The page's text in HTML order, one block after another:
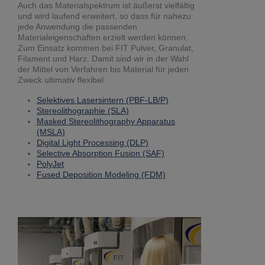
Auch das Materialspektrum ist äußerst vielfältig
und wird laufend erweitert, so dass für nahezu
jede Anwendung die passenden
Materialeigenschaften erzielt werden können.
Zum Einsatz kommen bei FIT Pulver, Granulat,
Filament und Harz. Damit sind wir in der Wahl
der Mittel von Verfahren bis Material für jeden
Zweck ultimativ flexibel.
Selektives Lasersintern (PBF-LB/P)
Stereolithographie (SLA)
Masked Stereolithography Apparatus
(MSLA)
Digital Light Processing (DLP)
Selective Absorption Fusion (SAF)
PolyJet
Fused Deposition Modeling (FDM)